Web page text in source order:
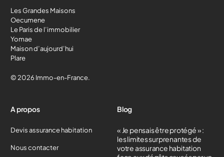
Les Grandes Maisons
Oecumene
Le Paris de l’immobilier
Yomae
Maison d’aujourd’hui
Plare
© 2026 Immo-en-France.
A propos
Devis assurance habitation
Nous contacter
Blog
« Je pensais être protégé » :
les limites surprenantes de
votre assurance habitation